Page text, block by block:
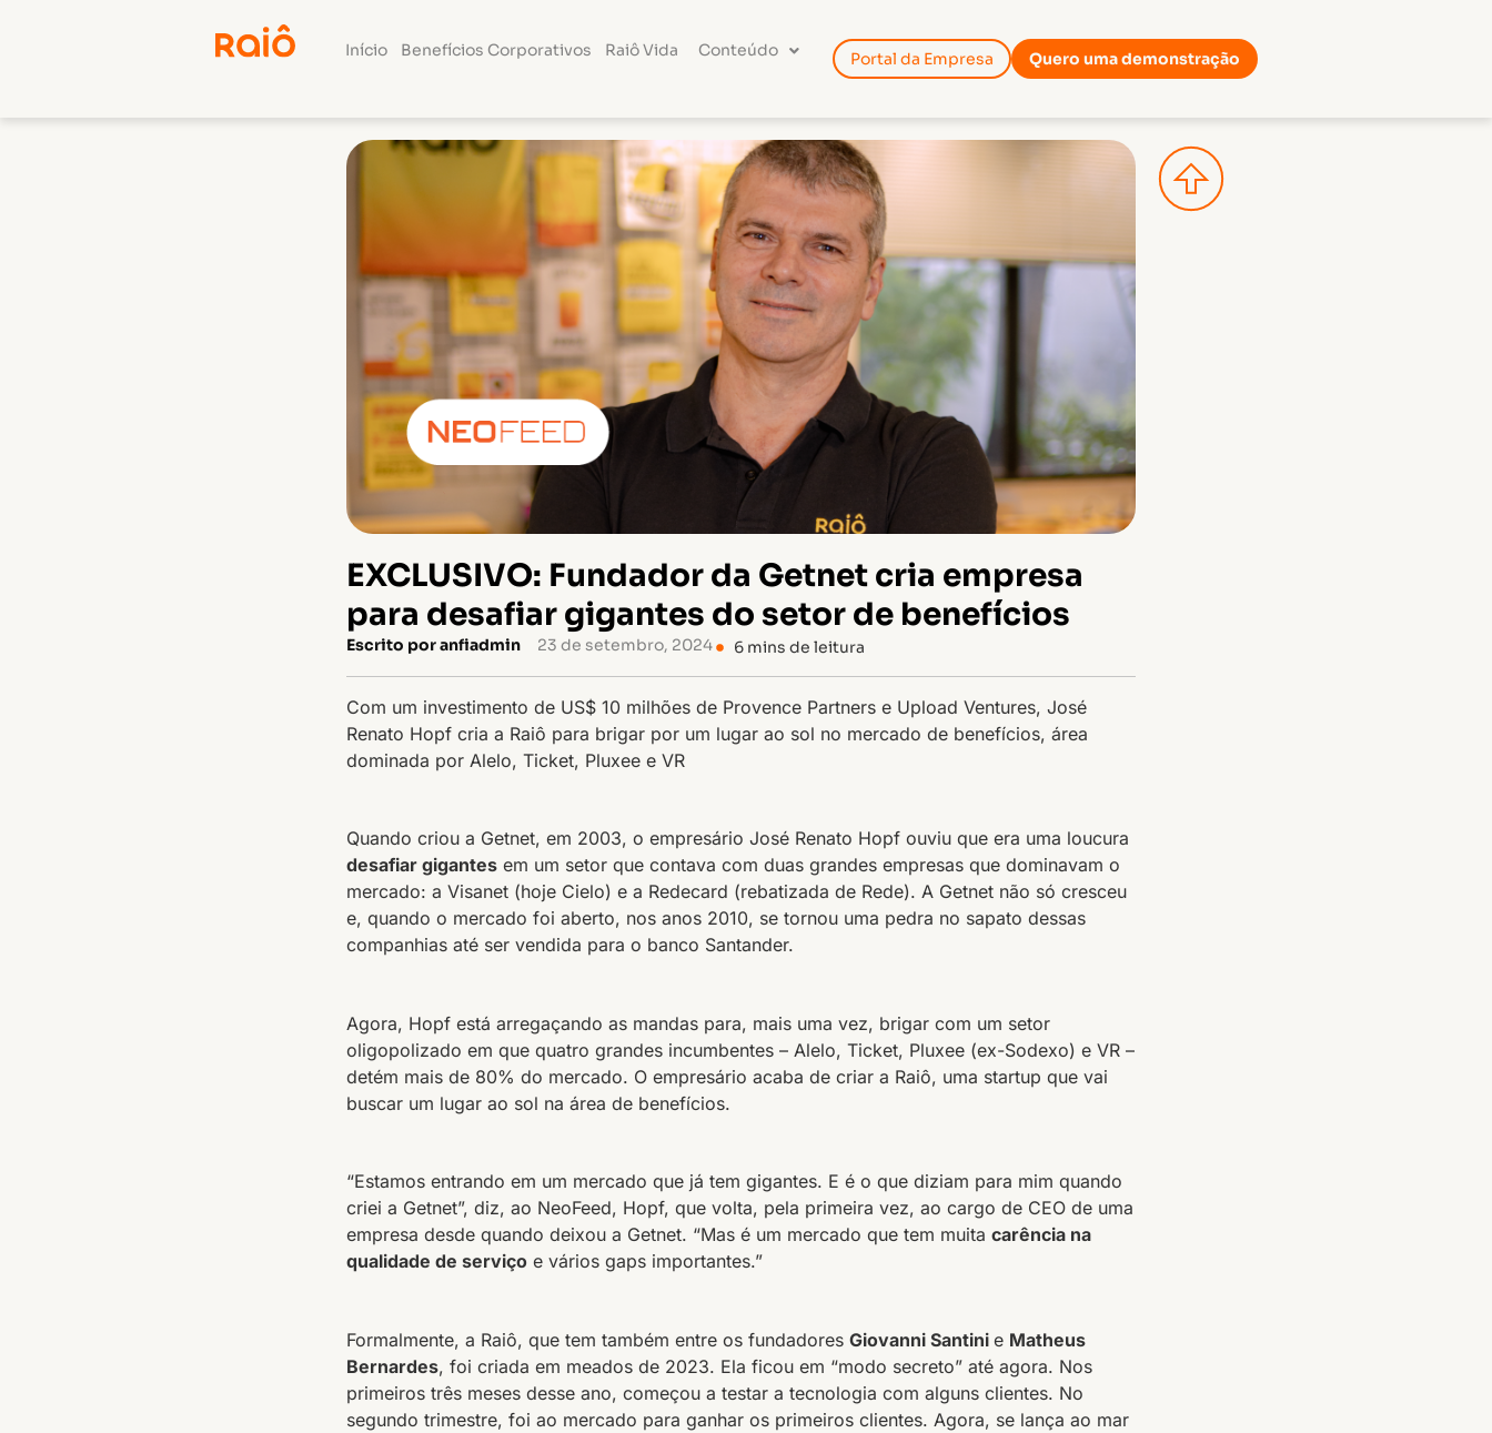
Início Benefícios Corporativos Raiô Vida Conteúdo Portal da Empresa Quero uma demonstração
EXCLUSIVO: Fundador da Getnet cria empresa
para desafiar gigantes do setor de benefícios
Escrito por anfiadmin 23 de setembro, 2024 6 mins de leitura
Com um investimento de US$ 10 milhões de Provence Partners e Upload Ventures, José
Renato Hopf cria a Raiô para brigar por um lugar ao sol no mercado de benefícios, área
dominada por Alelo, Ticket, Pluxee e VR
Quando criou a Getnet, em 2003, o empresário José Renato Hopf ouviu que era uma loucura
desafiar gigantes em um setor que contava com duas grandes empresas que dominavam o
mercado: a Visanet (hoje Cielo) e a Redecard (rebatizada de Rede). A Getnet não só cresceu
e, quando o mercado foi aberto, nos anos 2010, se tornou uma pedra no sapato dessas
companhias até ser vendida para o banco Santander.
Agora, Hopf está arregaçando as mandas para, mais uma vez, brigar com um setor
oligopolizado em que quatro grandes incumbentes – Alelo, Ticket, Pluxee (ex-Sodexo) e VR –
detém mais de 80% do mercado. O empresário acaba de criar a Raiô, uma startup que vai
buscar um lugar ao sol na área de benefícios.
“Estamos entrando em um mercado que já tem gigantes. E é o que diziam para mim quando
criei a Getnet”, diz, ao NeoFeed, Hopf, que volta, pela primeira vez, ao cargo de CEO de uma
empresa desde quando deixou a Getnet. “Mas é um mercado que tem muita carência na
qualidade de serviço e vários gaps importantes.”
Formalmente, a Raiô, que tem também entre os fundadores Giovanni Santini e Matheus
Bernardes, foi criada em meados de 2023. Ela ficou em “modo secreto” até agora. Nos
primeiros três meses desse ano, começou a testar a tecnologia com alguns clientes. No
segundo trimestre, foi ao mercado para ganhar os primeiros clientes. Agora, se lança ao mar